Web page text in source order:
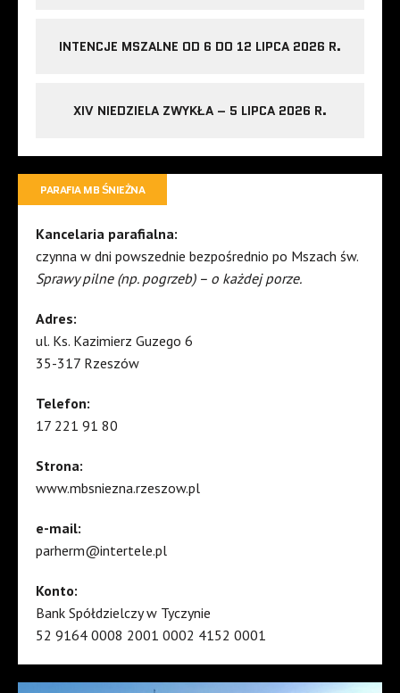
INTENCJE MSZALNE OD 6 DO 12 LIPCA 2026 R.
XIV NIEDZIELA ZWYKŁA – 5 LIPCA 2026 R.
PARAFIA MB ŚNIEŻNA
Kancelaria parafialna:
czynna w dni powszednie bezpośrednio po Mszach św.
Sprawy pilne (np. pogrzeb) – o każdej porze.
Adres:
ul. Ks. Kazimierz Guzego 6
35-317 Rzeszów
Telefon:
17 221 91 80
Strona:
www.mbsniezna.rzeszow.pl
e-mail:
parherm@intertele.pl
Konto:
Bank Spółdzielczy w Tyczynie
52 9164 0008 2001 0002 4152 0001